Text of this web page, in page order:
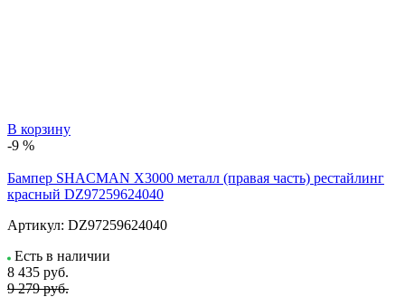
В корзину
-9 %
Бампер SHACMAN X3000 металл (правая часть) рестайлинг
красный DZ97259624040
Артикул: DZ97259624040
Есть в наличии
8 435 руб.
9 279 руб.